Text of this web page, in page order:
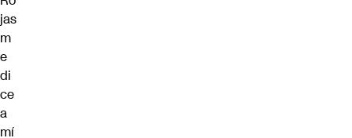
jas
m
e
di
ce
a
mí